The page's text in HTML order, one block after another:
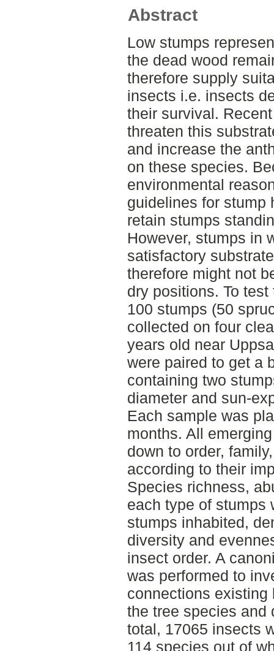
Abstract
Low stumps
the dead wood
therefore supply
insects i.e. insects
their survival.
threaten this
and increase the
on these species.
environmental
guidelines for stump
retain stumps
However, stumps in
satisfactory
therefore might not
dry positions. To
100 stumps (50
collected on four
years old near
were paired to get a
containing two
diameter and sun-
Each sample was
months. All
down to order,
according to their
Species richness,
each type of stumps
stumps inhabited,
diversity and
insect order. A
was performed to
connections
the tree species and
total, 17065 insects
114 species out of